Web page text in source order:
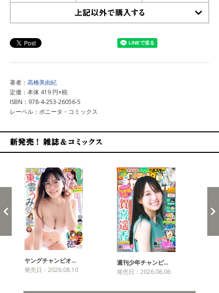
著者： 高橋美由紀
定価：本体 419 円+税
ISBN：978-4-253-26056-5
レーベル：ボニータ・コミックス
ヤングチャンピオ…
発売日：2026.08.10
週刊少年チャンピ…
発売日：2026.08.06